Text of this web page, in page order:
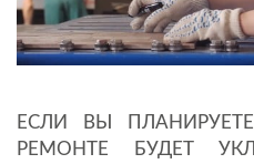
ЕСЛИ ВЫ
РЕМОНТЕ БУДЕТ